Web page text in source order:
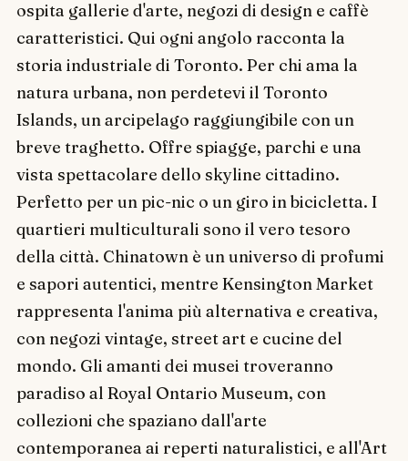
ospita gallerie d'arte, negozi di design e caffè
caratteristici. Qui ogni angolo racconta la
storia industriale di Toronto. Per chi ama la
natura urbana, non perdetevi il Toronto
Islands, un arcipelago raggiungibile con un
breve traghetto. Offre spiagge, parchi e una
vista spettacolare dello skyline cittadino.
Perfetto per un pic-nic o un giro in bicicletta. I
quartieri multiculturali sono il vero tesoro
della città. Chinatown è un universo di profumi
e sapori autentici, mentre Kensington Market
rappresenta l'anima più alternativa e creativa,
con negozi vintage, street art e cucine del
mondo. Gli amanti dei musei troveranno
paradiso al Royal Ontario Museum, con
collezioni che spaziano dall'arte
contemporanea ai reperti naturalistici, e all'Art